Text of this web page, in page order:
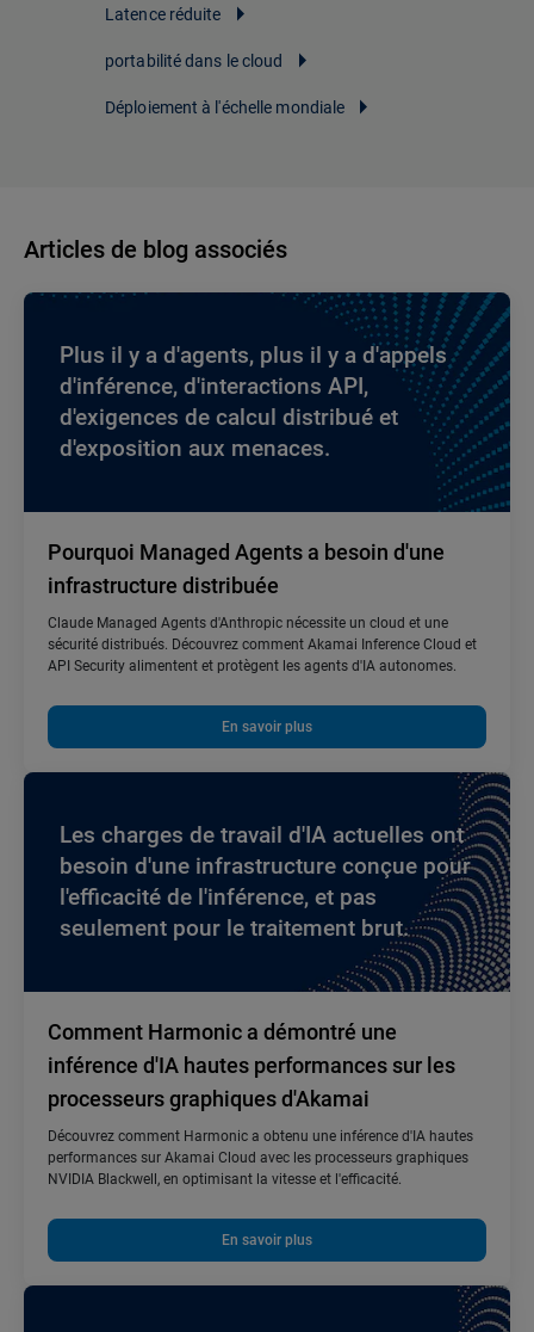
Latence réduite
portabilité dans le cloud
Déploiement à l'échelle mondiale
Articles de blog associés
Plus il y a d'agents, plus il y a d'appels
d'inférence, d'interactions API,
d'exigences de calcul distribué et
d'exposition aux menaces.
Pourquoi Managed Agents a besoin d'une
infrastructure distribuée
Claude Managed Agents d'Anthropic nécessite un cloud et une
sécurité distribués. Découvrez comment Akamai Inference Cloud et
API Security alimentent et protègent les agents d'IA autonomes.
En savoir plus
Les charges de travail d'IA actuelles ont
besoin d'une infrastructure conçue pour
l'efficacité de l'inférence, et pas
seulement pour le traitement brut.
Comment Harmonic a démontré une
inférence d'IA hautes performances sur les
processeurs graphiques d'Akamai
Découvrez comment Harmonic a obtenu une inférence d'IA hautes
performances sur Akamai Cloud avec les processeurs graphiques
NVIDIA Blackwell, en optimisant la vitesse et l'efficacité.
En savoir plus